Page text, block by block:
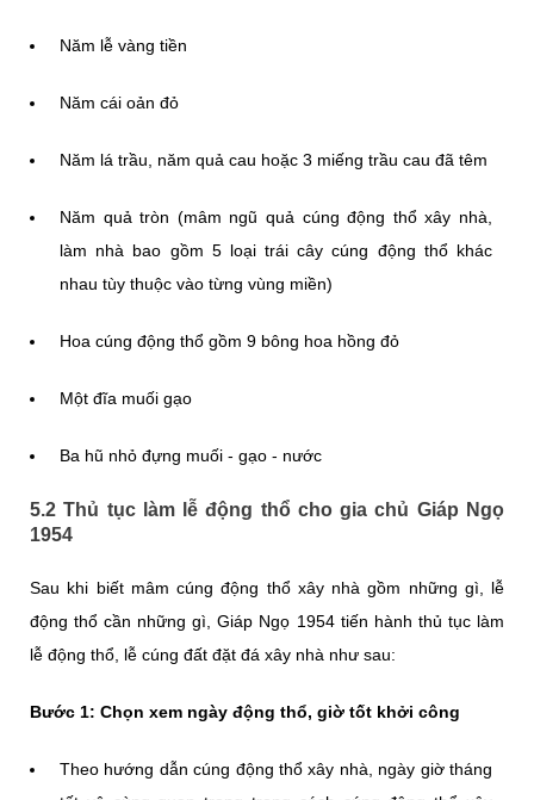
Năm lễ vàng tiền
Năm cái oản đỏ
Năm lá trầu, năm quả cau hoặc 3 miếng trầu cau đã têm
Năm quả tròn (mâm ngũ quả cúng động thổ xây nhà,
làm nhà bao gồm 5 loại trái cây cúng động thổ khác
nhau tùy thuộc vào từng vùng miền)
Hoa cúng động thổ gồm 9 bông hoa hồng đỏ
Một đĩa muối gạo
Ba hũ nhỏ đựng muối - gạo - nước
5.2 Thủ tục làm lễ động thổ cho gia chủ Giáp Ngọ
1954
Sau khi biết mâm cúng động thổ xây nhà gồm những gì, lễ
động thổ cần những gì, Giáp Ngọ 1954 tiến hành thủ tục làm
lễ động thổ, lễ cúng đất đặt đá xây nhà như sau:
Bước 1: Chọn xem ngày động thổ, giờ tốt khởi công
Theo hướng dẫn cúng động thổ xây nhà, ngày giờ tháng